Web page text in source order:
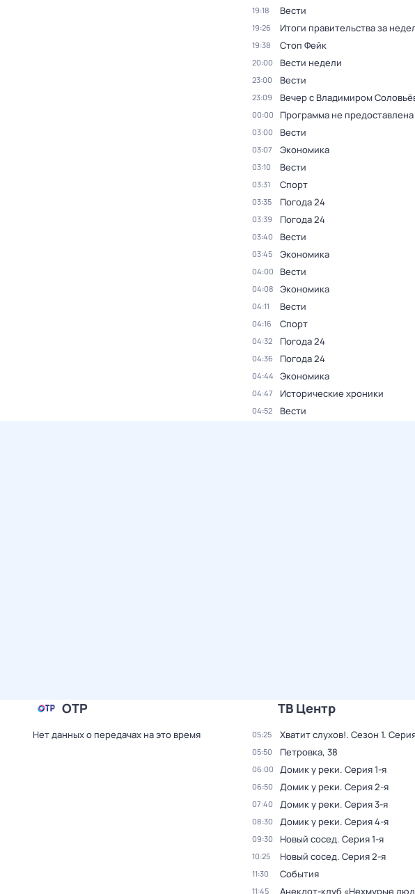
19:18 Вести
19:26 Итоги правительства за
19:38 Стоп Фейк
20:00 Вести недели
23:00 Вести
23:09 Вечер с Владимиром
00:00 Программа не
03:00 Вести
03:07 Экономика
03:10 Вести
03:31 Спорт
03:35 Погода 24
03:39 Погода 24
03:40 Вести
03:45 Экономика
04:00 Вести
04:08 Экономика
04:11 Вести
04:16 Спорт
04:32 Погода 24
04:36 Погода 24
04:44 Экономика
04:47 Исторические хроники
04:52 Вести
ОТР
Нет данных о передачах на это время
ТВ Центр
05:25 Хватит слухов!. Сезон 1.
05:50 Петровка, 38
06:00 Домик у реки. Серия 1-я
06:50 Домик у реки. Серия 2-я
07:40 Домик у реки. Серия 3-я
08:30 Домик у реки. Серия 4-я
09:30 Новый сосед. Серия 1-я
10:25 Новый сосед. Серия 2-я
11:30 События
11:45 Анекдот-клуб «Нехмурые